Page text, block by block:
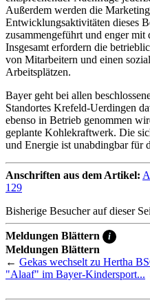
Außerdem werden die
Entwicklungsaktivitäten dieses
zusammengeführt und enger
Insgesamt erfordern die
von Mitarbeitern und einen
Arbeitsplätzen.
Bayer geht bei allen
Standortes Krefeld-Uerdingen
ebenso in Betrieb genommen
geplante Kohlekraftwerk. Die
und Energie ist unabdingbar für
Anschriften aus dem Artikel:
129
Bisherige Besucher auf dieser
Meldungen Blättern i
Meldungen Blättern
← Gekas wechselt zu Hertha
"Alaaf" im Bayer-Kindersport...